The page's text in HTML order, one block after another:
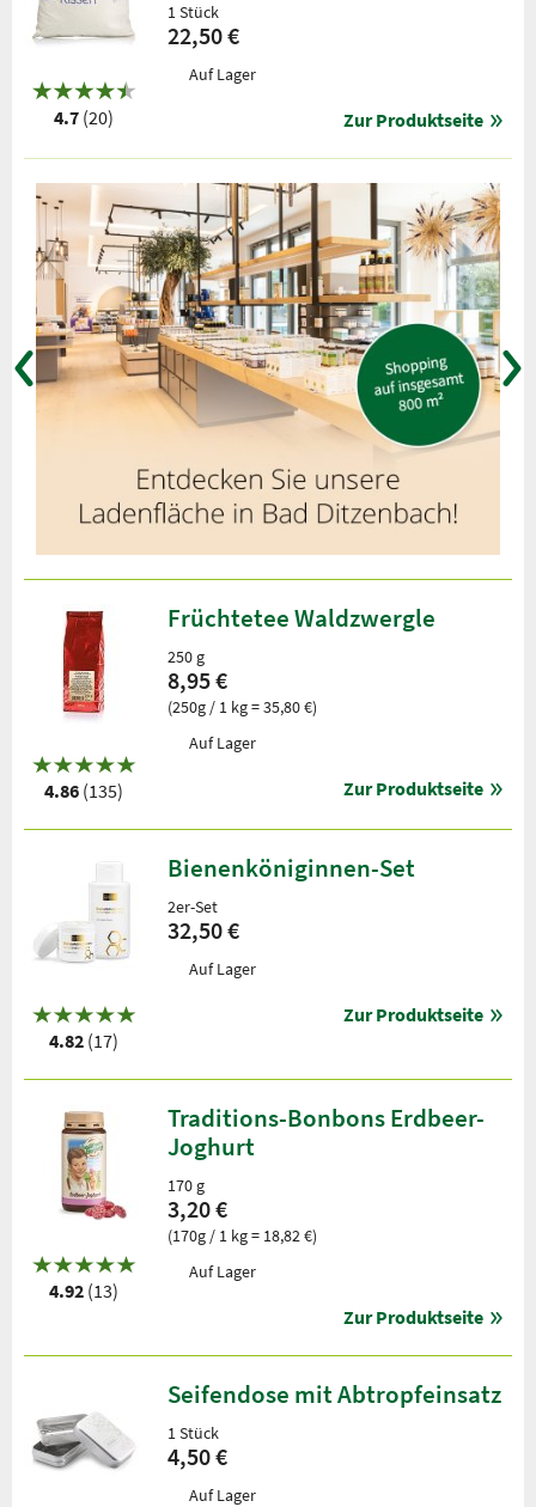
4.7 (20)
1 Stück
22,50 €
Auf Lager
Zur Produktseite
4.86 (135)
Früchtetee Waldzwergle
250 g
8,95 €
(250g / 1 kg = 35,80 €)
Auf Lager
Zur Produktseite
4.82 (17)
Bienenköniginnen-Set
2er-Set
32,50 €
Auf Lager
Zur Produktseite
4.92 (13)
Traditions-Bonbons Erdbeer-
Joghurt
170 g
3,20 €
(170g / 1 kg = 18,82 €)
Auf Lager
Zur Produktseite
Seifendose mit Abtropfeinsatz
1 Stück
4,50 €
Auf Lager